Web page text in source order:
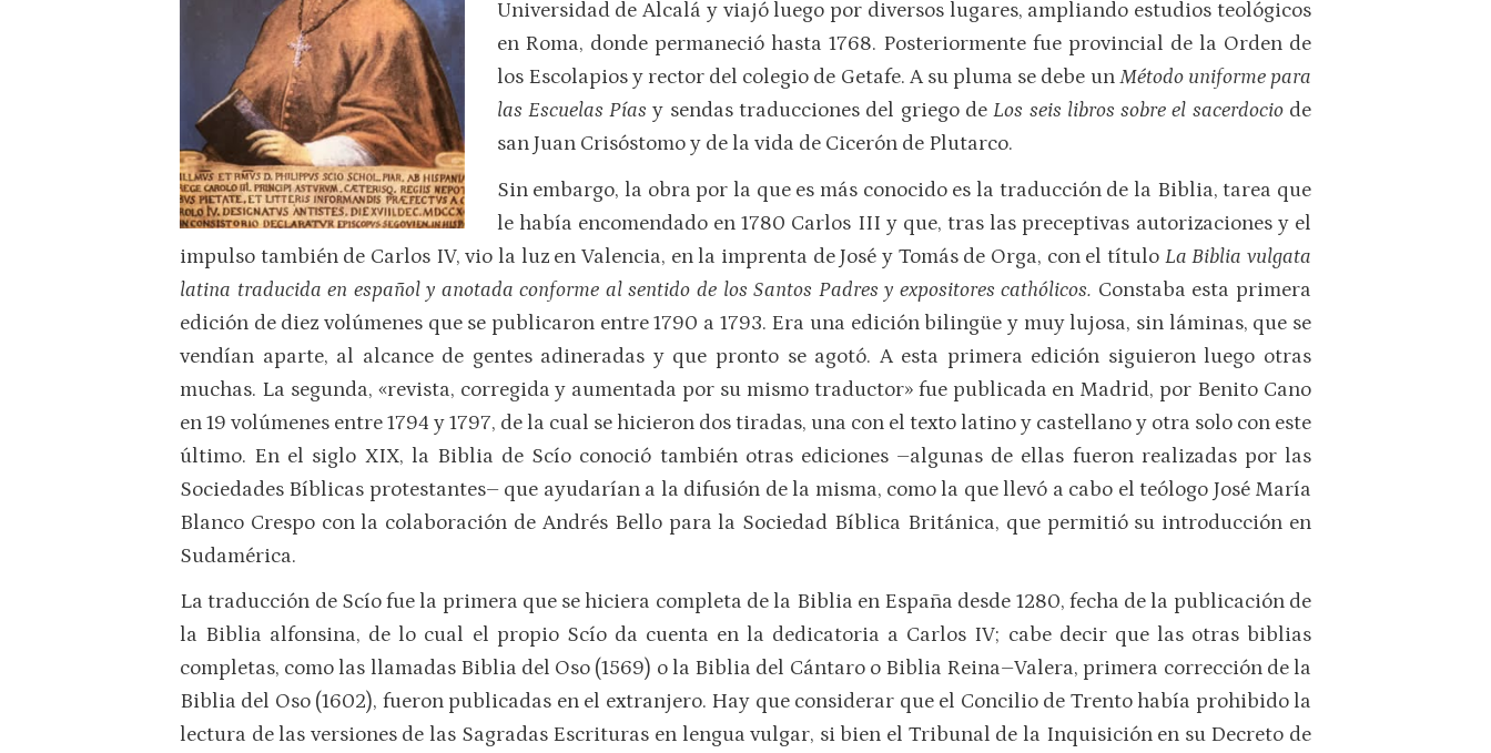
Universidad de Alcalá y viajó luego por diversos lugares, ampliando estudios teológicos
en Roma, donde permaneció hasta 1768. Posteriormente fue provincial de la Orden de
los Escolapios y rector del colegio de Getafe. A su pluma se debe unMétodo uniforme para
las Escuelas Pías y sendas traducciones del griego deLos seis libros sobre el sacerdocio de
san Juan Crisóstomo y de la vida de Cicerón de Plutarco.
Sin embargo, la obra por la que es más conocido es la traducción de la Biblia, tarea que
le había encomendado en 1780 Carlos III y que, tras las preceptivas autorizaciones y el
impulso también de Carlos IV, vio la luz en Valencia, en la imprenta de José y Tomás de Orga, con el título La Biblia vulgata
latina traducida en español y anotada conforme al sentido de los Santos Padres y expositores cathólicos. Constaba esta primera
edición de diez volúmenes que se publicaron entre 1790 a 1793. Era una edición bilingüe y muy lujosa, sin láminas, que se
vendían aparte, al alcance de gentes adineradas y que pronto se agotó. A esta primera edición siguieron luego otras
muchas. La segunda, «revista, corregida y aumentada por su mismo traductor» fue publicada en Madrid, por Benito Cano
en 19 volúmenes entre 1794 y 1797, de la cual se hicieron dos tiradas, una con el texto latino y castellano y otra solo con este
último. En el siglo XIX, la Biblia de Scío conoció también otras ediciones –algunas de ellas fueron realizadas por las
Sociedades Bíblicas protestantes– que ayudarían a la difusión de la misma, como la que llevó a cabo el teólogo José María
Blanco Crespo con la colaboración de Andrés Bello para la Sociedad Bíblica Británica, que permitió su introducción en
Sudamérica.
La traducción de Scío fue la primera que se hiciera completa de la Biblia en España desde 1280, fecha de la publicación de
la Biblia alfonsina, de lo cual el propio Scío da cuenta en la dedicatoria a Carlos IV; cabe decir que las otras biblias
completas, como las llamadas Biblia del Oso (1569) o la Biblia del Cántaro o Biblia Reina–Valera, primera corrección de la
Biblia del Oso (1602), fueron publicadas en el extranjero. Hay que considerar que el Concilio de Trento había prohibido la
lectura de las versiones de las Sagradas Escrituras en lengua vulgar, si bien el Tribunal de la Inquisición en su Decreto de